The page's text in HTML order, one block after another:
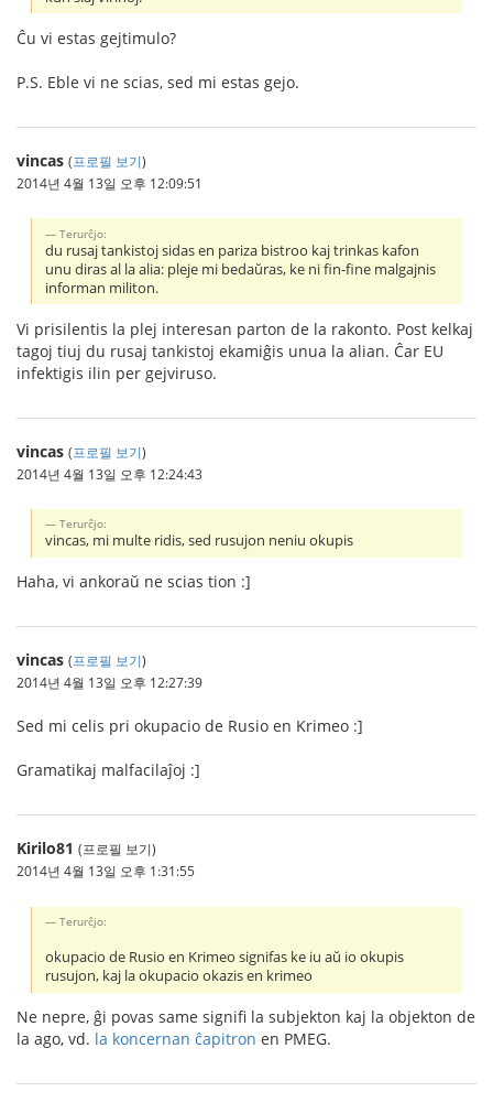
Ĉu vi estas gejtimulo?
P.S. Eble vi ne scias, sed mi estas gejo.
vincas (프로필 보기)
2014년 4월 13일 오후 12:09:51
Terurĉjo:
du rusaj tankistoj sidas en pariza bistroo kaj trinkas kafon
unu diras al la alia: pleje mi bedaŭras, ke ni fin-fine malgajnis
informan militon.
Vi prisilentis la plej interesan parton de la rakonto. Post kelkaj
tagoj tiuj du rusaj tankistoj ekamiĝis unua la alian. Ĉar EU
infektigis ilin per gejviruso.
vincas (프로필 보기)
2014년 4월 13일 오후 12:24:43
Terurĉjo:
vincas, mi multe ridis, sed rusujon neniu okupis
Haha, vi ankoraŭ ne scias tion :]
vincas (프로필 보기)
2014년 4월 13일 오후 12:27:39
Sed mi celis pri okupacio de Rusio en Krimeo :]
Gramatikaj malfacilaĵoj :]
Kirilo81 (프로필 보기)
2014년 4월 13일 오후 1:31:55
Terurĉjo:
okupacio de Rusio en Krimeo signifas ke iu aŭ io okupis
rusujon, kaj la okupacio okazis en krimeo
Ne nepre, ĝi povas same signifi la subjekton kaj la objekton de
la ago, vd. la koncernan ĉapitron en PMEG.